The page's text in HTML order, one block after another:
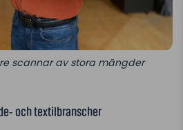
scannar av stora mängder
och textilbranscher